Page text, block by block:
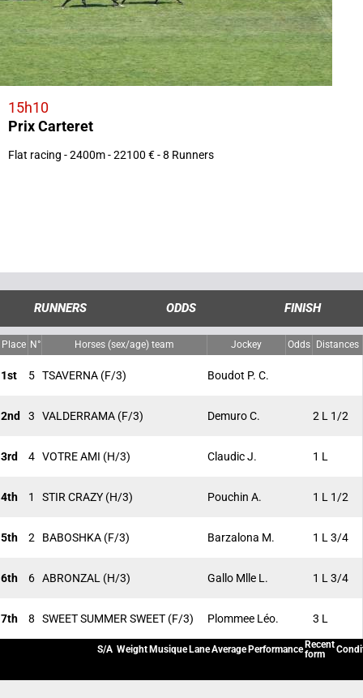
15h10
Prix Carteret
Flat racing - 2400m - 22100 € - 8 Runners
RUNNERS ODDS FINISH
Place N° Horses (sex/age) team Jockey Odds Distances
1st 5 TSAVERNA (F/3) Boudot P. C.
2nd 3 VALDERRAMA (F/3) Demuro C. 2 L 1/2
3rd 4 VOTRE AMI (H/3) Claudic J. 1 L
4th 1 STIR CRAZY (H/3) Pouchin A. 1 L 1/2
5th 2 BABOSHKA (F/3) Barzalona M. 1 L 3/4
6th 6 ABRONZAL (H/3) Gallo Mlle L. 1 L 3/4
7th 8 SWEET SUMMER SWEET (F/3) Plommee Léo. 3 L
S/A Weight Musique LaneAverage Performance Recent
form